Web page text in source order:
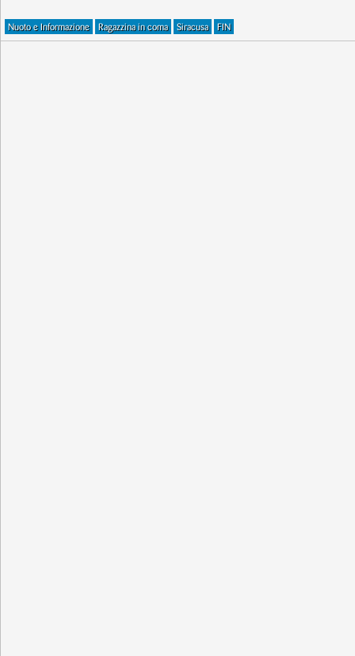
Nuoto e Informazione Ragazzina in coma Siracusa FIN